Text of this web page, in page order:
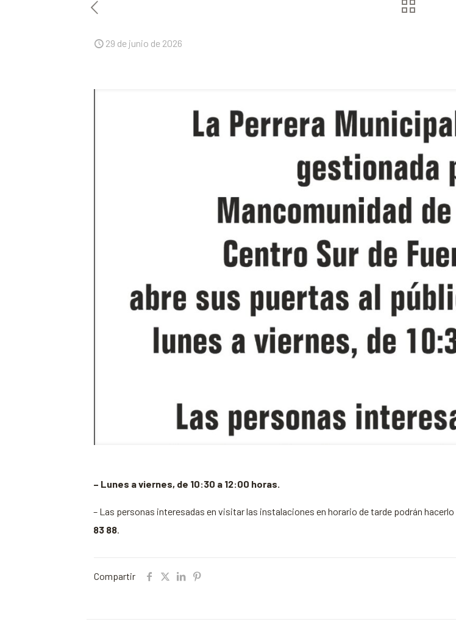
29 de junio de 2026
– Lunes a viernes, de 10:30 a 12:00 horas
– Las personas interesadas en visitar las instalaciones en horario de tarde podrán hacerlo
83 88.
Compartir